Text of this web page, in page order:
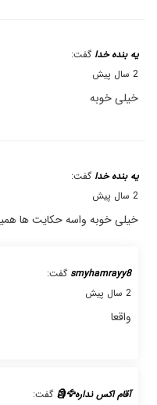
یه بنده خدا گفت:
2 سال پیش
خیلی خوبه
یه بنده خدا گفت:
2 سال پیش
خیلی خوبه واسه حکایت ها
smyhamrayy8 گفت:
2 سال پیش
واقعا
آقام اکس نداره🦅🗿 گفت: